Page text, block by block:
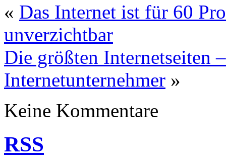
« Das Internet ist für 60
unverzichtbar
Die größten Internetseiten
Internetunternehmer »
Keine Kommentare
RSS